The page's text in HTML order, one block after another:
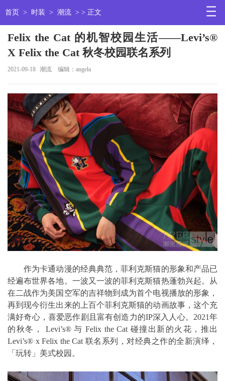
首页 > 时装 > 潮流 > > 正文
Felix the Cat 的机智校园生活——Levi’s®
X Felix the Cat 秋冬校园联名系列
2021-09-18 潮流 编辑：angela
作为卡通动漫的经典典范，菲利克斯猫的形象和产品已
经遍布世界各地。一波又一波的菲利克斯猫热蓬勃兴起。从
在二战作为美国空军的吉祥物到成为首个电视播放的形象，
再到现今衍生出来的上百个菲利克斯猫的动画故事，这个充
满好奇心，喜爱恶作剧且富有创造力的IP深入人心。2021年
的秋冬， Levi’s® 与 Felix the Cat 碰撞出新的火花，推出
Levi’s® x Felix the Cat 联名系列，对经典之作的全新演绎，
「玩转」美式校园。